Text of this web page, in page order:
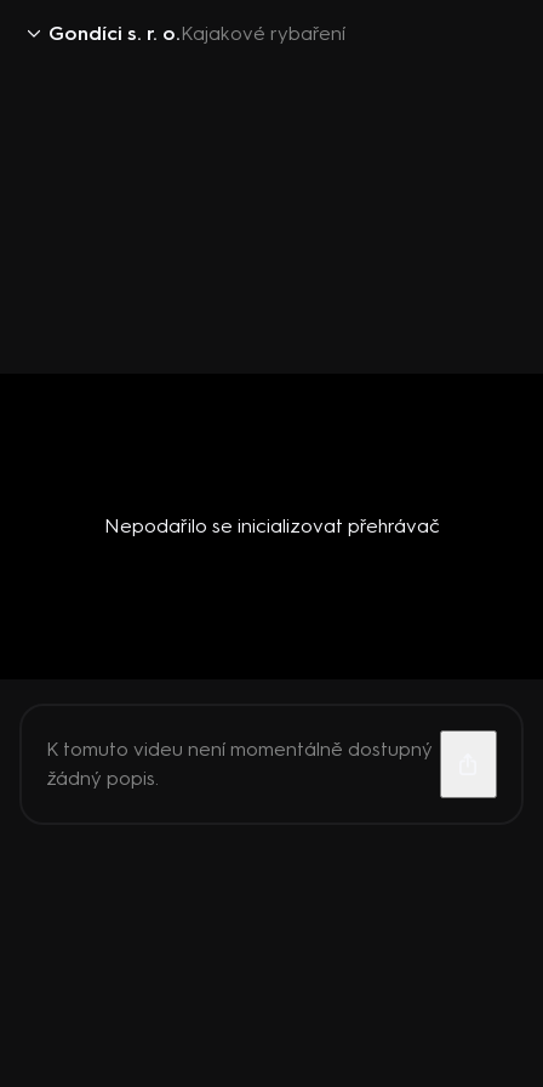
Gondíci s. r. o.Kajakové rybaření
Nepodařilo se inicializovat přehrávač
K tomuto videu není momentálně dostupný
žádný popis.